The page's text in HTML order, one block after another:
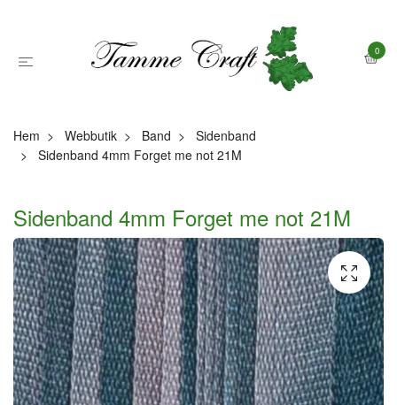
0
Hem Webbutik Band
Sidenband
Sidenband 4mm Forget me not 21M
Sidenband 4mm Forget me not 21M